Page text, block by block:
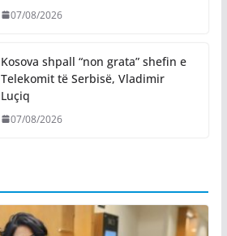
07/08/2026
Kosova shpall “non grata” shefin e
Telekomit të Serbisë, Vladimir
Luçiq
07/08/2026